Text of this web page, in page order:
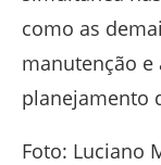
como as
manutenção
planejamento
Foto: Luciano